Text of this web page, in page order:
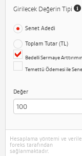
Girilecek Değerin Tipi
Senet Adedi
Toplam Tutar (TL)
Bedelli Sermaye
Temettü Ödemesi ile
Değer
Hesaplama yöntemi ve
foreks tarafından
sağlanmaktadır.